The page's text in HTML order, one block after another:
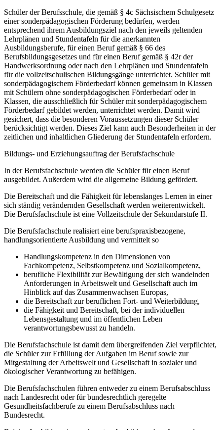
Schüler der Berufsschule, die gemäß § 4c Sächsischem Schulgesetz
einer sonderpädagogischen Förderung bedürfen, werden
entsprechend ihrem Ausbildungsziel nach den jeweils geltenden
Lehrplänen und Stundentafeln für die anerkannten
Ausbildungsberufe, für einen Beruf gemäß § 66 des
Berufsbildungsgesetzes und für einen Beruf gemäß § 42r der
Handwerksordnung oder nach den Lehrplänen und Stundentafeln
für die vollzeitschulischen Bildungsgänge unterrichtet. Schüler mit
sonderpädagogischem Förderbedarf können gemeinsam in Klassen
mit Schülern ohne sonderpädagogischen Förderbedarf oder in
Klassen, die ausschließlich für Schüler mit sonderpädagogischem
Förderbedarf gebildet werden, unterrichtet werden. Damit wird
gesichert, dass die besonderen Voraussetzungen dieser Schüler
berücksichtigt werden. Dieses Ziel kann auch Besonderheiten in der
zeitlichen und inhaltlichen Gliederung der Stundentafeln erfordern.
Bildungs- und Erziehungsauftrag der Berufsfachschule
In der Berufsfachschule werden die Schüler für einen Beruf
ausgebildet. Außerdem wird die allgemeine Bildung gefördert.
Die Bereitschaft und die Fähigkeit für lebenslanges Lernen in einer
sich ständig verändernden Gesellschaft werden weiterentwickelt.
Die Berufsfachschule ist eine Vollzeitschule der Sekundarstufe II.
Die Berufsfachschule realisiert eine berufspraxisbezogene,
handlungsorientierte Ausbildung und vermittelt so
Handlungskompetenz in den Dimensionen von
Fachkompetenz, Selbstkompetenz und Sozialkompetenz,
berufliche Flexibilität zur Bewältigung der sich wandelnden
Anforderungen in Arbeitswelt und Gesellschaft auch im
Hinblick auf das Zusammenwachsen Europas,
die Bereitschaft zur beruflichen Fort- und Weiterbildung,
die Fähigkeit und Bereitschaft, bei der individuellen
Lebensgestaltung und im öffentlichen Leben
verantwortungsbewusst zu handeln.
Die Berufsfachschule ist damit dem übergreifenden Ziel verpflichtet,
die Schüler zur Erfüllung der Aufgaben im Beruf sowie zur
Mitgestaltung der Arbeitswelt und Gesellschaft in sozialer und
ökologischer Verantwortung zu befähigen.
Die Berufsfachschulen führen entweder zu einem Berufsabschluss
nach Landesrecht oder für bundesrechtlich geregelte
Gesundheitsfachberufe zu einem Berufsabschluss nach
Bundesrecht.